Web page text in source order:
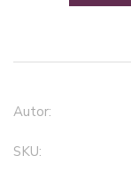
Autor:
SKU: